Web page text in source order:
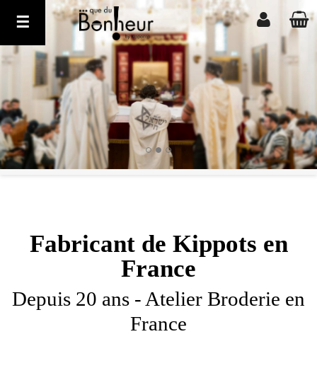
Basculer
navigation
☰
Fabricant de Kippots en
France
Depuis 20 ans - Atelier Broderie en
France